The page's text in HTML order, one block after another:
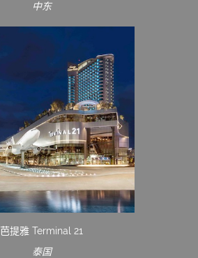
中东
芭提雅 Terminal 21
泰国